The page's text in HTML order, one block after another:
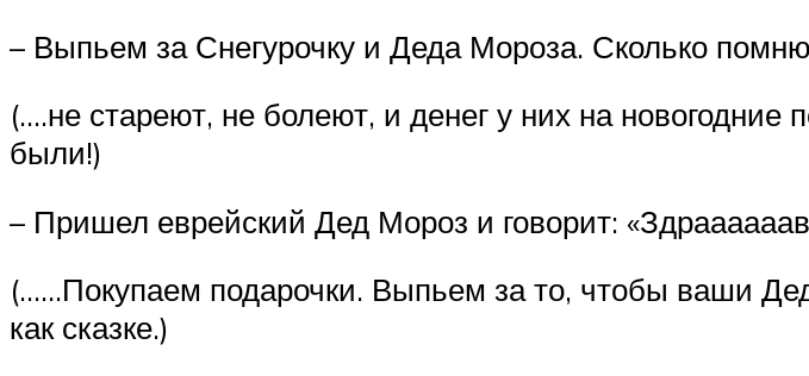
– Выпьем за Снегурочку и Деда Мороза. Сколько
(….не стареют, не болеют, и денег у них на
были!)
– Пришел еврейский Дед Мороз и говорит:
(……Покупаем подарочки. Выпьем за то, чтобы ваши
как сказке.)